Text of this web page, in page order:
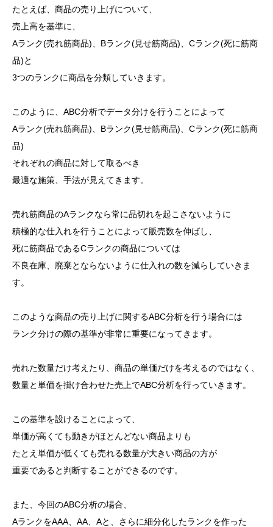
たとえば、商品の売り上げについて、
売上高を基準に、
Aランク(売れ筋商品)、Bランク(見せ筋商品)、Cランク(死に筋商
品)と
3つのランクに商品を分類していきます。
このように、ABC分析でデータ分けを行うことによって
Aランク(売れ筋商品)、Bランク(見せ筋商品)、Cランク(死に筋商
品)
それぞれの商品に対して取るべき
最適な施策、手法が見えてきます。
売れ筋商品のAランクなら常に品切れを起こさないように
積極的な仕入れを行うことによって販売数を伸ばし、
死に筋商品であるCランクの商品については
不良在庫、廃棄とならないように仕入れの数を減らしていきま
す。
このような商品の売り上げに関するABC分析を行う場合には
ランク分けの際の基準が非常に重要になってきます。
売れた数量だけ考えたり、商品の単価だけを考えるのではなく、
数量と単価を掛け合わせた売上でABC分析を行っていきます。
この基準を設けることによって、
単価が高くても動きがほとんどない商品よりも
たとえ単価が低くても売れる数量が大きい商品の方が
重要であると判断することができるのです。
また、今回のABC分析の場合、
AランクをAAA、AA、Aと、さらに細分化したランクを作った